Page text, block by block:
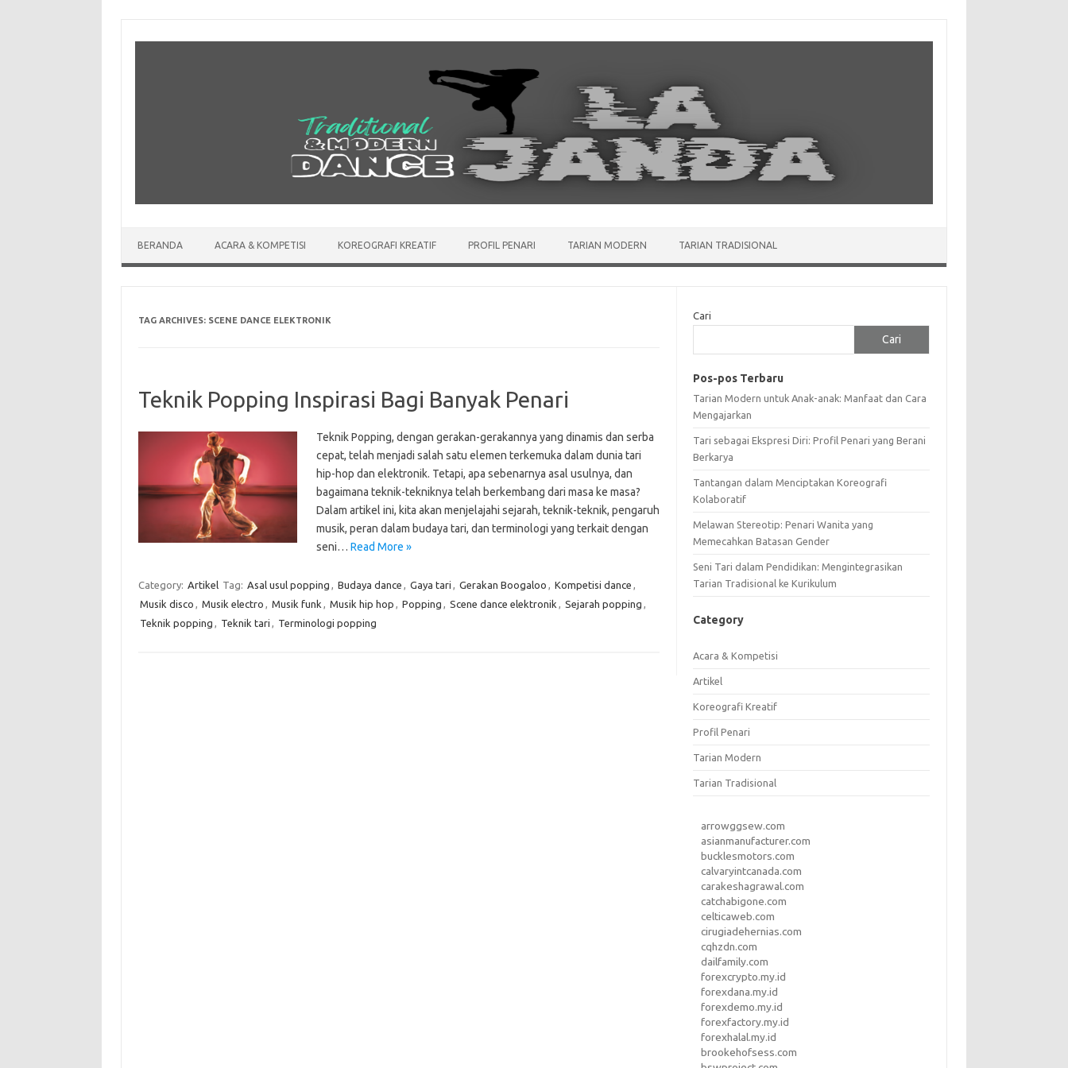
BERANDA ACARA & KOMPETISI KOREOGRAFI KREATIF PROFIL PENARI TARIAN MODERN TARIAN TRADISIONAL
TAG ARCHIVES: SCENE DANCE ELEKTRONIK
Teknik Popping Inspirasi Bagi Banyak Penari
Teknik Popping, dengan gerakan-gerakannya yang dinamis dan serba
cepat, telah menjadi salah satu elemen terkemuka dalam dunia tari
hip-hop dan elektronik. Tetapi, apa sebenarnya asal usulnya, dan
bagaimana teknik-tekniknya telah berkembang dari masa ke masa?
Dalam artikel ini, kita akan menjelajahi sejarah, teknik-teknik, pengaruh
musik, peran dalam budaya tari, dan terminologi yang terkait dengan
seni… Read More »
Category: Artikel Tag: Asal usul popping Budaya dance Gaya tari Gerakan Boogaloo Kompetisi dance
Musik disco
Musik electro Musik funk Musik hip hop Popping Scene dance elektronik Sejarah popping
Teknik popping
Teknik tari Terminologi popping
Cari
Cari
Pos-pos Terbaru
Tarian Modern untuk Anak-anak: Manfaat dan Cara
Mengajarkan
Tari sebagai Ekspresi Diri: Profil Penari yang Berani
Berkarya
Tantangan dalam Menciptakan Koreografi
Kolaboratif
Melawan Stereotip: Penari Wanita yang
Memecahkan Batasan Gender
Seni Tari dalam Pendidikan: Mengintegrasikan
Tarian Tradisional ke Kurikulum
Category
Acara & Kompetisi
Artikel
Koreografi Kreatif
Profil Penari
Tarian Modern
Tarian Tradisional
arrowggsew.com
asianmanufacturer.com
bucklesmotors.com
calvaryintcanada.com
carakeshagrawal.com
catchabigone.com
celticaweb.com
cirugiadehernias.com
cqhzdn.com
dailfamily.com
forexcrypto.my.id
forexdana.my.id
forexdemo.my.id
forexfactory.my.id
forexhalal.my.id
brookehofsess.com